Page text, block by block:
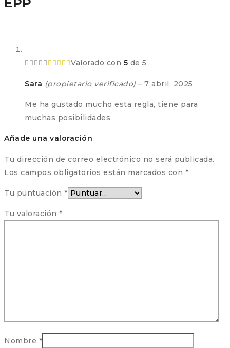
Valorado con 5 de 5
Sara (propietario verificado) – 7 abril, 2025
Me ha gustado mucho esta regla, tiene para
muchas posibilidades
Añade una valoración
Tu dirección de correo electrónico no será publicada.
Los campos obligatorios están marcados con *
Tu puntuación *
Tu valoración *
Nombre *